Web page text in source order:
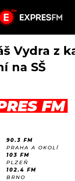
Vydra z
na SŠ
FM
90.3 FM
PRAHA A OKOLÍ
103 FM
PLZEŇ
102.4 FM
BRNO